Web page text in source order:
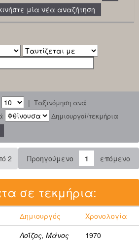
μία νέα αναζήτηση
| Ταξινόμηση ανά
Δημιουργοί/τεκμήρια
2 Προηγούμενο 1 επόμενο
σε τεκμήρια:
Δημιουργός
Χρονολογία
Λοΐζος, Μάνος 1970